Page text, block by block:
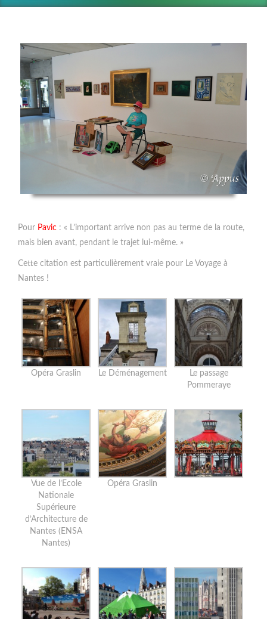
Pour Pavic : « L’important arrive non pas au terme de la route,
mais bien avant, pendant le trajet lui-même. »
Cette citation est particulièrement vraie pour Le Voyage à
Nantes !
Opéra Graslin Le Déménagement
Le passage
Pommeraye
Vue de l’Ecole
Nationale
Supérieure
d’Architecture de
Nantes (ENSA
Nantes)
Opéra Graslin